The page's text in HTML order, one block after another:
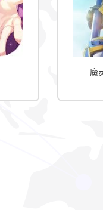
Re:從零開始的異世界生活-INFINITY 魔